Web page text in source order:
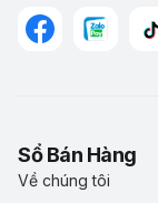
Sổ Bán Hàng
Về chúng tôi